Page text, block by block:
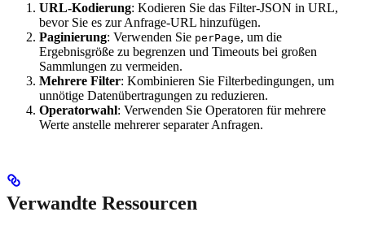
URL-Kodierung: Kodieren Sie das Filter-JSON in URL,
bevor Sie es zur Anfrage-URL hinzufügen.
Paginierung: Verwenden Sie perPage, um die
Ergebnisgröße zu begrenzen und Timeouts bei großen
Sammlungen zu vermeiden.
Mehrere Filter: Kombinieren Sie Filterbedingungen, um
unnötige Datenübertragungen zu reduzieren.
Operatorwahl: Verwenden Sie Operatoren für mehrere
Werte anstelle mehrerer separater Anfragen.
Verwandte Ressourcen